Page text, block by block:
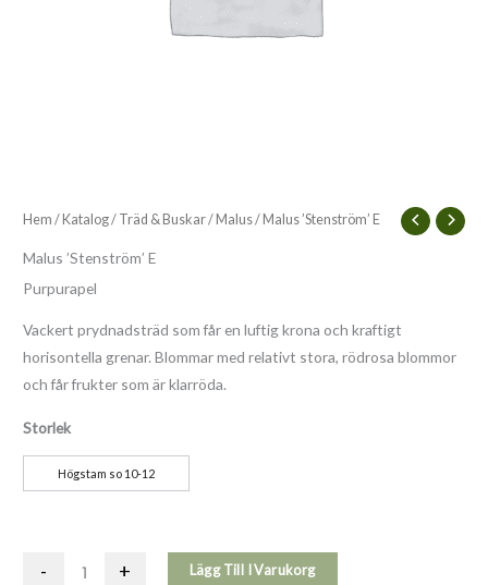
Hem / Katalog/ Träd & Buskar/ Malus/ Malus ’Stenström’ E
Malus ’Stenström’ E
Purpurapel
Vackert prydnadsträd som får en luftig krona och kraftigt
horisontella grenar. Blommar med relativt stora, rödrosa blommor
och får frukter som är klarröda.
Storlek
Högstam so 10-12
- + Lägg Till I Varukorg